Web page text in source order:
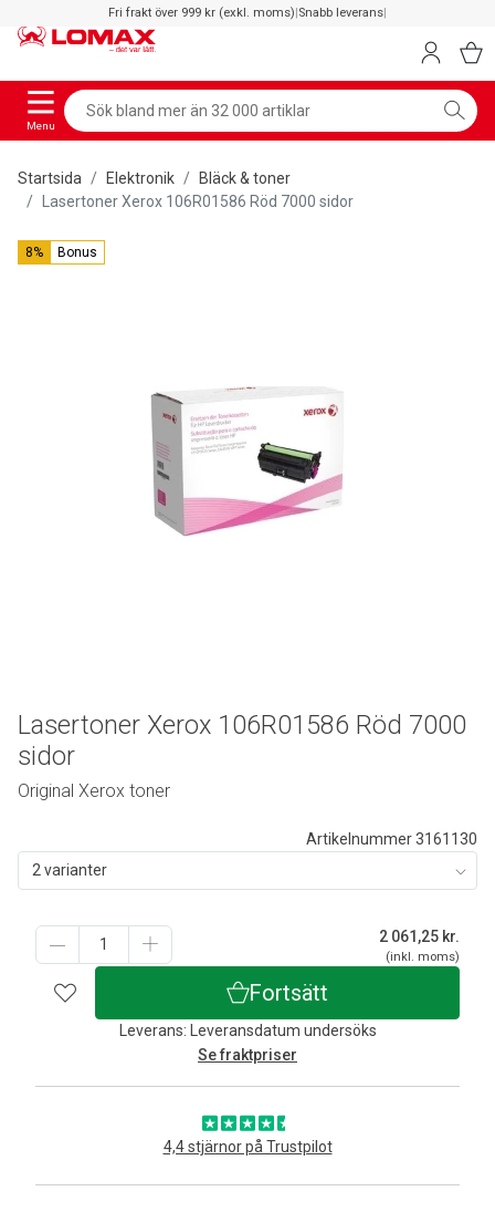
Fri frakt över 999 kr (exkl. moms)|Snabb leverans|
Menu
Startsida Elektronik
Bläck & toner
Lasertoner Xerox 106R01586 Röd 7000 sidor
8% Bonus
Artikelnummer 3161130
2 varianter
2 061,25 kr.
(inkl. moms)
Fortsätt
Leverans: Leveransdatum undersöks
Se fraktpriser
4,4 stjärnor på Trustpilot
Lasertoner Xerox 106R01586 Röd 7000
sidor
Original Xerox toner